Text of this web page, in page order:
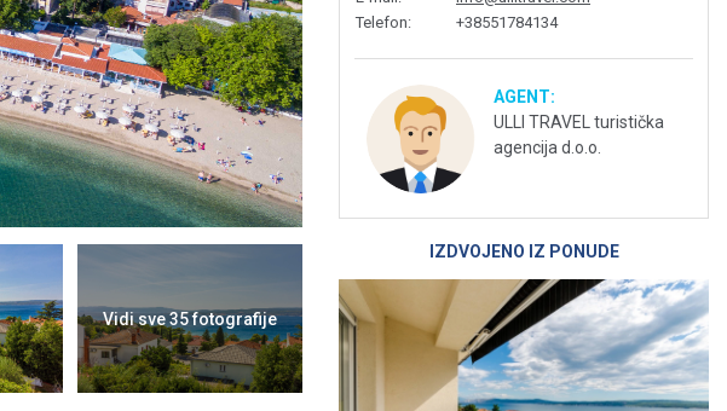
Vidi sve 35 fotografije
Telefon: +38551784134
AGENT:
ULLI TRAVEL turistička
agencija d.o.o.
IZDVOJENO IZ PONUDE